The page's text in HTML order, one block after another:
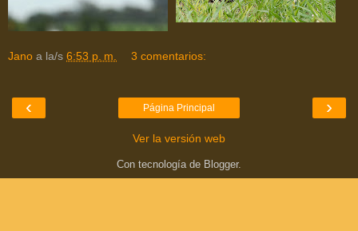
Jano a la/s 6:53 p. m. 3 comentarios:
‹ ›
Página Principal
Ver la versión web
Con tecnología de Blogger.